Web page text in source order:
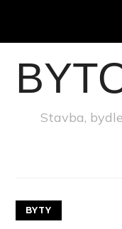
Stavba,
BYTY